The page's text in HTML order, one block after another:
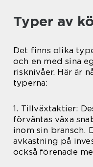
Typer av
Det finns olika
och en med sina
risknivåer. Här är
typerna:
1. Tillväxtaktier:
förväntas växa
inom sin bransch.
avkastning på
också förenade